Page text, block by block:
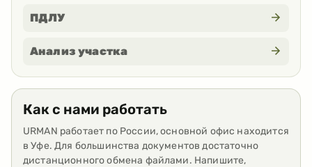
ПДЛУ
Анализ участка
Как с нами работать
URMAN работает по России, основной офис находится
в Уфе. Для большинства документов достаточно
дистанционного обмена файлами. Напишите,